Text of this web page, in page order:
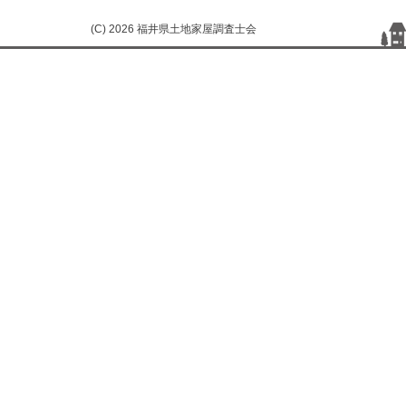
(C) 2026 福井県土地家屋調査士会